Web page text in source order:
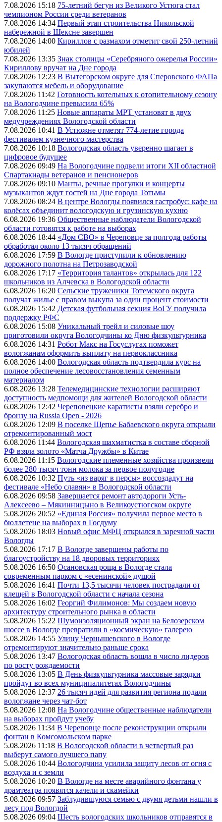
7.08.2026 15:18 75-летний бегун из Великого Устюга стал
чемпионом России среди ветеранов
7.08.2026 14:34 Первый этап строительства Никольской
набережной в Шексне завершен
7.08.2026 14:00 Кириллов с размахом отметит свой 250-летний
юбилей
7.08.2026 13:35 Знак столицы «Серебряного ожерелья России»
Кириллову вручат на Дне города
7.08.2026 12:23 В Вытегорском округе для Сперовского ФАПа
закупаются мебель и оборудование
7.08.2026 11:42 Готовность котельных к отопительному сезону
на Вологодчине превысила 65%
7.08.2026 11:25 Новые аппараты МРТ установят в двух
медучреждениях Вологодской области
7.08.2026 10:41 В Устюжне отметят 774-летие города
фестивалем кузнечного мастерства
7.08.2026 10:18 Вологодская область уверенно шагает в
цифровое будущее
7.08.2026 09:49 На Вологодчине подвели итоги XII областной
Спартакиады ветеранов и пенсионеров
7.08.2026 09:10 Манты, речные прогулки и концерты
музыкантов ждут гостей на Дне города Тотьмы
7.08.2026 08:24 В центре Вологды появился гастробус: кафе на
колёсах объединит вологодскую и грузинскую кухню
6.08.2026 19:36 Общественные наблюдатели Вологодской
области готовятся к работе на выборах
6.08.2026 18:44 «Дом СВО» в Череповце за полгода работы
обработал около 13 тысяч обращений
6.08.2026 17:59 В Вологде приступили к обновлению
дорожного полотна на Петрозаводской
6.08.2026 17:17 «Территория талантов» открылась для 122
школьников из Алчевска в Вологодской области
6.08.2026 16:20 Сельские труженики Тотемского округа
получат жилье с правом выкупа за один процент стоимости
6.08.2026 15:42 Детская футбольная секция ВоГУ получила
поддержку РФС
6.08.2026 15:08 Уникальный трейл и силовые шоу
приготовили округа Вологодчины ко Дню физкультурника
6.08.2026 14:31 Робот Макс на Госуслугах поможет
вологжанам оформить выплату на первоклассника
6.08.2026 14:00 Вологодская область подтвердила курс на
полное обеспечение лесовосстановления семенным
материалом
6.08.2026 13:28 Телемедицинские технологии расширяют
доступность медпомощи для жителей Вологодской области
6.08.2026 12:42 Череповецкие каратисты взяли серебро и
бронзу на Russia Open - 2026
6.08.2026 12:09 В поселке Щепье Бабаевского округа открыли
отремонтированный мост
6.08.2026 11:44 Вологодская шахматистка в составе сборной
РФ взяла золото «Матча Дружбы» в Китае
6.08.2026 11:15 Вологодские племенные хозяйства произвели
более 280 тысяч тонн молока за первое полугодие
6.08.2026 10:32 Путь «из варяг в персы» воссоздадут на
фестивале «Небо славян» в Вологодской области
6.08.2026 09:58 Завершается ремонт автодороги Усть-
Алексеево – Мякинницыно в Великоустюгском округе
5.08.2026 20:52 «Единая Россия» получила первое место в
бюллетене на выборах в Госдуму
5.08.2026 18:03 Новый офис МФЦ открылся в заречной части
Вологды
5.08.2026 17:17 В Вологде завершены работы по
благоустройству на 18 дворовых территориях
5.08.2026 16:50 Осановская роща в Вологде стала
современным парком с «есенинской» душой
5.08.2026 16:41 Почти 13,5 тысячи человек пострадали от
клещей в Вологодской области с начала сезона
5.08.2026 16:02 Георгий Филимонов: Мы создаем новую
архитектуру строительного рынка в области
5.08.2026 15:22 Шумоизоляционный экран на Белозерском
шоссе в Вологде превратили в «космическую» галерею
5.08.2026 14:55 Улицу Чернышевского в Вологде
отремонтируют значительно раньше срока
5.08.2026 13:47 Вологодская область вошла в число лидеров
по росту рождаемости
5.08.2026 13:05 В День физкультурника массовые зарядки
пройдут во всех муниципалитетах Вологодчины
5.08.2026 12:37 26 тысяч идей для развития региона подали
вологжане через чат-бот
5.08.2026 12:08 На Вологодчине общественные наблюдатели
на выборах пройдут учебу
5.08.2026 11:34 В Череповце после реконструкции открыли
фонтан в Комсомольском парке
5.08.2026 11:18 В Вологодской области в четвертый раз
выберут самого лучшего папу
5.08.2026 10:44 Вологодчина усилила защиту лесов от огня с
воздуха и с земли
5.08.2026 10:20 В Вологде на месте аварийного фонтана у
драмтеатра появятся качели и скамейки
5.08.2026 09:57 Заблудившуюся семью с двумя детьми нашли в
лесу под Вологдой
5.08.2026 09:04 Шесть вологодских школьников отправятся в